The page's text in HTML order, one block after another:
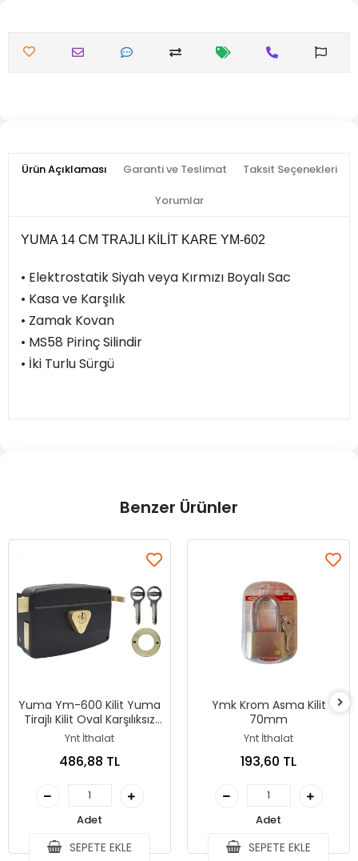
Ürün Açıklaması Garanti ve Teslimat Taksit Seçenekleri
Yorumlar
YUMA 14 CM TRAJLI KİLİT KARE YM-602
• Elektrostatik Siyah veya Kırmızı Boyalı Sac
• Kasa ve Karşılık
• Zamak Kovan
• MS58 Pirinç Silindir
• İki Turlu Sürgü
Benzer Ürünler
Yuma Ym-600 Kilit Yuma
Tirajlı Kilit Oval Karşılıksız
Siyah
Ynt İthalat
486,88 TL
Adet
SEPETE EKLE
Ymk Krom Asma Kilit
70mm
Ynt İthalat
193,60 TL
Adet
SEPETE EKLE